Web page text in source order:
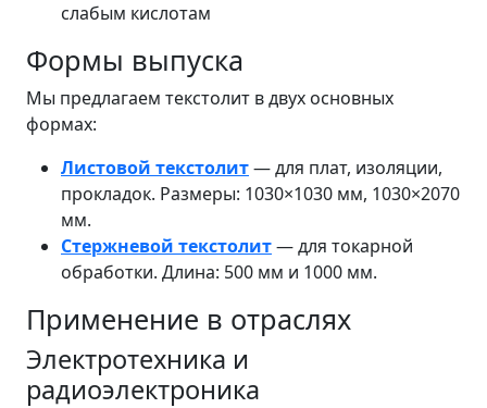
слабым кислотам
Формы выпуска
Мы предлагаем текстолит в двух основных
формах:
Листовой текстолит— для плат, изоляции,
прокладок. Размеры: 1030×1030 мм, 1030×2070
мм.
Стержневой текстолит— для токарной
обработки. Длина: 500 мм и 1000 мм.
Применение в отраслях
Электротехника и
радиоэлектроника